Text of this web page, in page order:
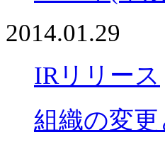
2014.01.29
IRリリース
組織の変